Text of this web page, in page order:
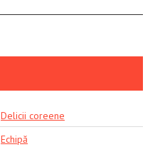
Delicii coreene
Echipă